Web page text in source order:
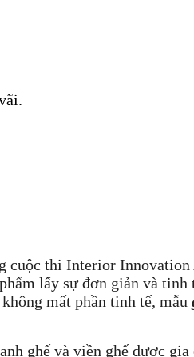
cuộc thi Interior Innovation
lấy sự đơn giản và tinh
mất phần tinh tế, mẫu
ghế và viền ghế được